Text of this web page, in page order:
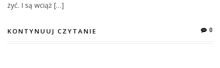
żyć. I są wciąż […]
KONTYNUUJ CZYTANIE 0